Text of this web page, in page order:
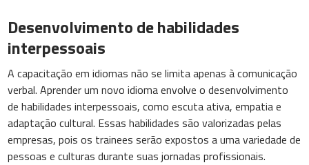
Desenvolvimento de habilidades
interpessoais
A capacitação em idiomas não se limita apenas à comunicação
verbal. Aprender um novo idioma envolve o desenvolvimento
de habilidades interpessoais, como escuta ativa, empatia e
adaptação cultural. Essas habilidades são valorizadas pelas
empresas, pois os trainees serão expostos a uma variedade de
pessoas e culturas durante suas jornadas profissionais.